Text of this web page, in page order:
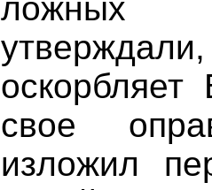
ложных
свое
изложил